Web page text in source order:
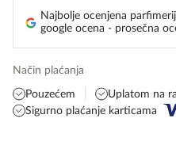
Najbolje ocenjena
google ocena - prosečna
Način plaćanja
Pouzećem
Uplatom na
Sigurno plaćanje karticama